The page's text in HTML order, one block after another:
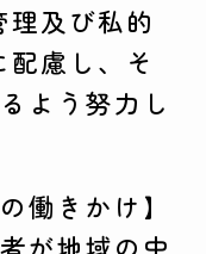
及び私的
慮し、そ
よう努力し
働きかけ】
が地域の中